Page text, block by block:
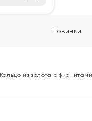
Новинки
Кольцо из золота с фианитами